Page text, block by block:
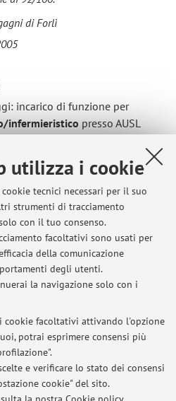
utilizza i cookie
tecnici necessari per il suo
strumenti di tracciamento
con il tuo consenso.
facoltativi sono usati per
della comunicazione
degli utenti.
la navigazione solo con i
cookie facoltativi attivando l'opzione
potrai esprimere consensi più
e verificare lo stato dei consensi
cookie" del sito.
di Forlì
incarico di funzione per
infermieristico presso AUSL
UU.OO. Salute Donna Infanzia
OSTETRICA
presso AUSL della
Ostetricia e Ginecologia, Sala
Nido, Ambulatorio
avvisi
sono presenti avvisi.